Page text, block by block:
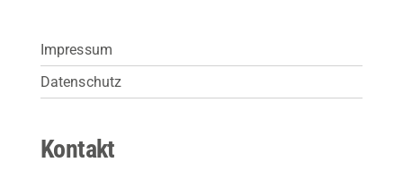
Impressum
Datenschutz
Kontakt